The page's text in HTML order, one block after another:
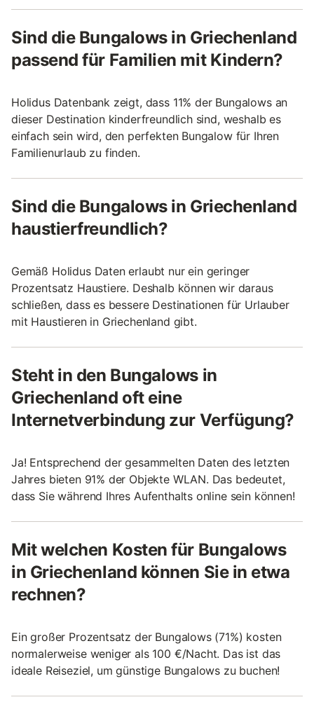
Sind die Bungalows in Griechenland
passend für Familien mit Kindern?
Holidus Datenbank zeigt, dass 11% der Bungalows an
dieser Destination kinderfreundlich sind, weshalb es
einfach sein wird, den perfekten Bungalow für Ihren
Familienurlaub zu finden.
Sind die Bungalows in Griechenland
haustierfreundlich?
Gemäß Holidus Daten erlaubt nur ein geringer
Prozentsatz Haustiere. Deshalb können wir daraus
schließen, dass es bessere Destinationen für Urlauber
mit Haustieren in Griechenland gibt.
Steht in den Bungalows in
Griechenland oft eine
Internetverbindung zur Verfügung?
Ja! Entsprechend der gesammelten Daten des letzten
Jahres bieten 91% der Objekte WLAN. Das bedeutet,
dass Sie während Ihres Aufenthalts online sein können!
Mit welchen Kosten für Bungalows
in Griechenland können Sie in etwa
rechnen?
Ein großer Prozentsatz der Bungalows (71%) kosten
normalerweise weniger als 100 €/Nacht. Das ist das
ideale Reiseziel, um günstige Bungalows zu buchen!